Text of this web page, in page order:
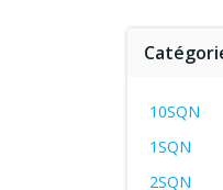
10SQN
1SQN
2SQN